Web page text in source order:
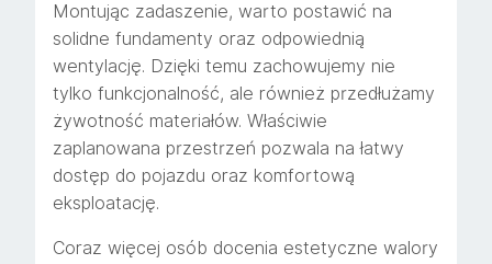
Montując zadaszenie, warto postawić na
solidne fundamenty oraz odpowiednią
wentylację. Dzięki temu zachowujemy nie
tylko funkcjonalność, ale również przedłużamy
żywotność materiałów. Właściwie
zaplanowana przestrzeń pozwala na łatwy
dostęp do pojazdu oraz komfortową
eksploatację.
Coraz więcej osób docenia estetyczne walory